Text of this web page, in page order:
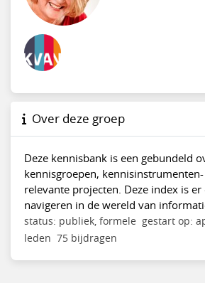
Over deze groep
Deze kennisbank is een gebundeld
kennisgroepen,
relevante projecten. Deze index is
navigeren in de wereld van
status: publiek, formele gestart op:
leden 75 bijdragen